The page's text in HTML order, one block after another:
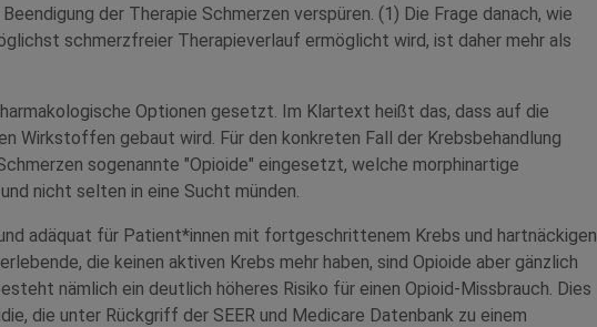
der Therapie Schmerzen verspüren. (1) Die Frage danach, wie
schmerzfreier Therapieverlauf ermöglicht wird, ist daher mehr als
Optionen gesetzt. Im Klartext heißt das, dass auf die
Wirkstoffen gebaut wird. Für den konkreten Fall der Krebsbehandlung
sogenannte "Opioide" eingesetzt, welche morphinartige
nicht selten in eine Sucht münden.
adäquat für Patient*innen mit fortgeschrittenem Krebs und hartnäckigen
die keinen aktiven Krebs mehr haben, sind Opioide aber gänzlich
nämlich ein deutlich höheres Risiko für einen Opioid-Missbrauch. Dies
die unter Rückgriff der SEER und Medicare Datenbank zu einem